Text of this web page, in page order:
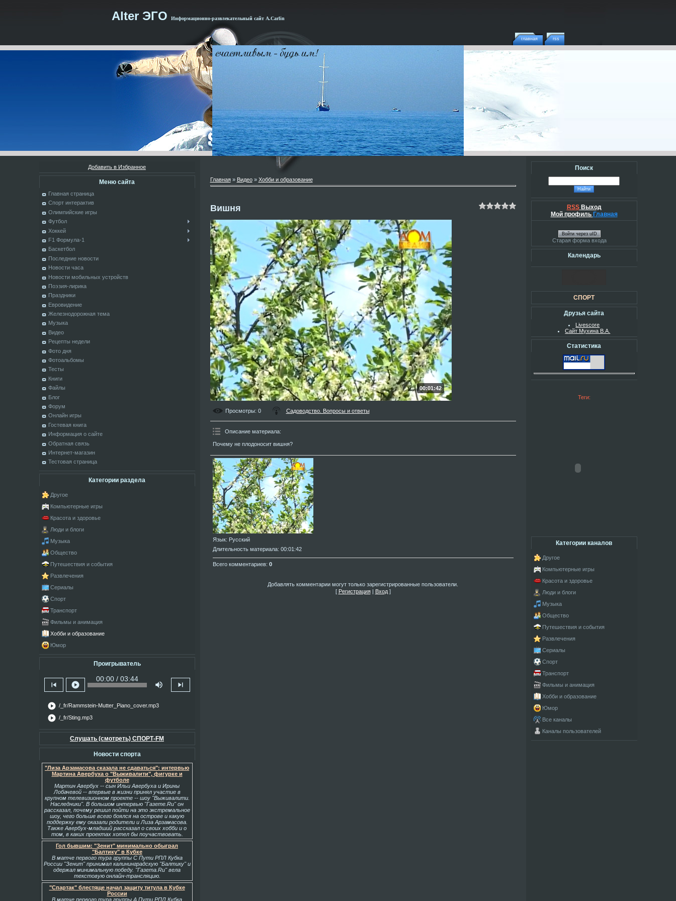
Alter ЭГО Информационно-развлекательный сайт А.Carlin
rss
главная
Добавить в Избранное
Меню сайта
Главная страница
Спорт интерактив
Олимпийские игры
Футбол
Хоккей
F1 Формула-1
Баскетбол
Последние новости
Новости часа
Новости мобильных устройств
Поэзия-лирика
Праздники
Евровидение
Железнодорожная тема
Музыка
Видео
Рецепты недели
Фото дня
Фотоальбомы
Тесты
Книги
Файлы
Блог
Форум
Онлайн игры
Гостевая книга
Информация о сайте
Обратная связь
Интернет-магазин
Тестовая страница
Категории раздела
Другое
Компьютерные игры
Красота и здоровье
Люди и блоги
Музыка
Общество
Путешествия и события
Развлечения
Сериалы
Спорт
Транспорт
Фильмы и анимация
Хобби и образование
Юмор
Проигрыватель
skip_previous play_circle
00:00 / 03:44
volume_up skip_next
play_circle /_fr/Rammstein-Mutter_Piano_cover.mp3
play_circle /_fr/Sting.mp3
Слушать (смотреть) СПОРТ-FM
Новости спорта
"Лиза Арзамасова сказала не сдаваться": интервью
Мартина Авербуха о "Выживалити", фигурке и
футболе
Мартин Авербух -- сын Ильи Авербуха и Ирины
Лобачевой -- впервые в жизни принял участие в
крупном телевизионном проекте -- шоу "Выживалити.
Наследники". В большом интервью "Газете.Ru" он
рассказал, почему решил пойти на это экстремальное
шоу, чего больше всего боялся на острове и какую
поддержку ему оказали родители и Лиза Арзамасова.
Также Авербух-младший рассказал о своих хобби и о
том, в каких проектах хотел бы поучаствовать.
Гол бывшим: "Зенит" минимально обыграл
"Балтику" в Кубке
В матче первого тура группы С Пути РПЛ Кубка
России "Зенит" принимал калининградскую "Балтику" и
одержал минимальную победу. "Газета.Ru" вела
текстовую онлайн-трансляцию.
"Спартак" блестяще начал защиту титула в Кубке
России
В матче первого тура группы А Пути РПЛ Кубка
Главная» Видео» Хобби и образование
Вишня
00:01:42
Просмотры: 0 Садоводство. Вопросы и ответы
Описание материала:
Почему не плодоносит вишня?
Язык: Русский
Длительность материала: 00:01:42
Всего комментариев: 0
Добавлять комментарии могут только зарегистрированные пользователи.
[ Регистрация| Вход]
Поиск
RSS Выход
Мой профиль Главная
Войти через uID
Старая форма входа
Календарь
СПОРТ
Друзья сайта
Livescore
Сайт Мухина В.А.
Статистика
Теги:
Категории каналов
Другое
Компьютерные игры
Красота и здоровье
Люди и блоги
Музыка
Общество
Путешествия и события
Развлечения
Сериалы
Спорт
Транспорт
Фильмы и анимация
Хобби и образование
Юмор
Все каналы
Каналы пользователей